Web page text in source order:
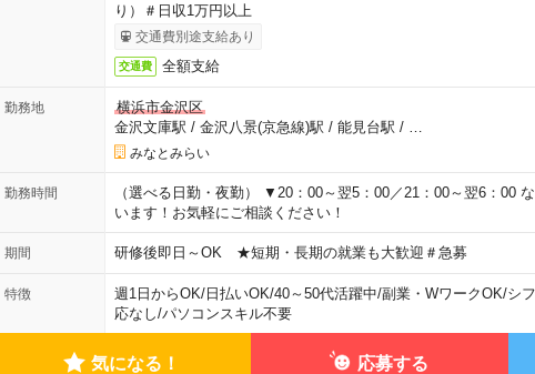
り）＃日収1万円以上
交通費別途支給あり
交通費 全額支給
勤務地
横浜市金沢区
金沢文庫駅 / 金沢八景(京急線)駅 / 能見台駅 /
みなとみらい
勤務時間
（選べる日勤・夜勤） ▼20：00～翌5：00／21：00～翌6：00
います！お気軽にご相談ください！
期間 研修後即日～OK ★短期・長期の就業も大歓迎＃急募
特徴 週1日からOK/日払いOK/40～50代活躍中/副業・WワークOK/シ
応なし/パソコンスキル不要
気になる！ 応募する